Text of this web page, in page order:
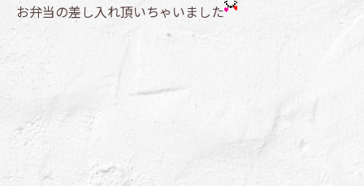
お弁当の差し入れ頂いちゃいました